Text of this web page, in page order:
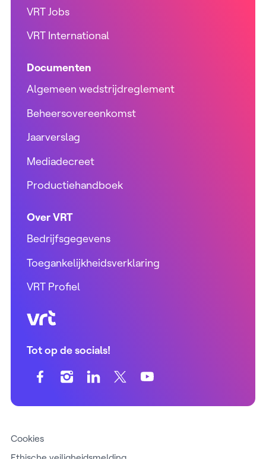
VRT Jobs
VRT International
Documenten
Algemeen wedstrijdreglement
Beheersovereenkomst
Jaarverslag
Mediadecreet
Productiehandboek
Over VRT
Bedrijfsgegevens
Toegankelijkheidsverklaring
VRT Profiel
VRT (home)
Tot op de socials!
Cookies